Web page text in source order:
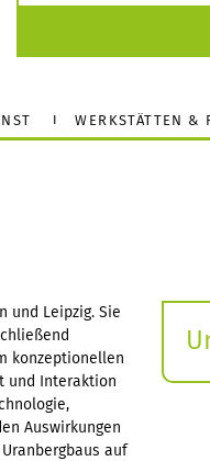
WERKSTÄTTEN &
und Leipzig. Sie
konzeptionellen
und Interaktion
Auswirkungen
auf